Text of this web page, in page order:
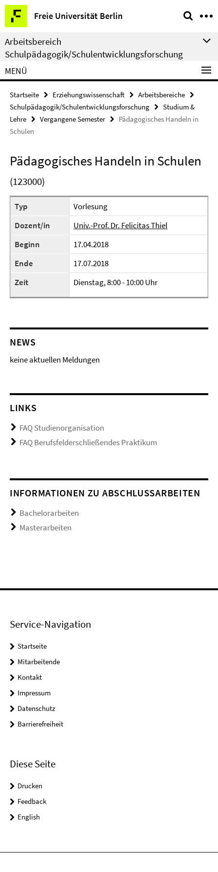
Springe
direkt
zu
Inhalt
Freie Universität Berlin
Service-
Navigation
Arbeitsbereich
Schulpädagogik/Schulentwicklungsforschung
MENÜ
Startseite Erziehungswissenschaft
Arbeitsbereiche
Schulpädagogik/Schulentwicklungsforschung
Studium &
Lehre
Vergangene Semester
Pädagogisches Handeln in
Schulen
Pädagogisches Handeln in Schulen
(123000)
Typ
Vorlesung
Dozent/in
Univ.-Prof. Dr. Felicitas Thiel
Beginn
17.04.2018
Ende
17.07.2018
Zeit
Dienstag, 8:00 - 10:00 Uhr
NEWS
keine aktuellen Meldungen
LINKS
FAQ Studienorganisation
FAQ Berufsfelderschließendes Praktikum
INFORMATIONEN ZU ABSCHLUSSARBEITEN
Bachelorarbeiten
Masterarbeiten
Service-Navigation
Startseite
Mitarbeitende
Kontakt
Impressum
Datenschutz
Barrierefreiheit
Diese Seite
Drucken
Feedback
English